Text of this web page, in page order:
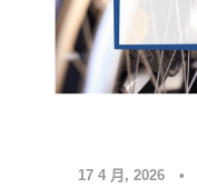
17 4 月, 2026 •